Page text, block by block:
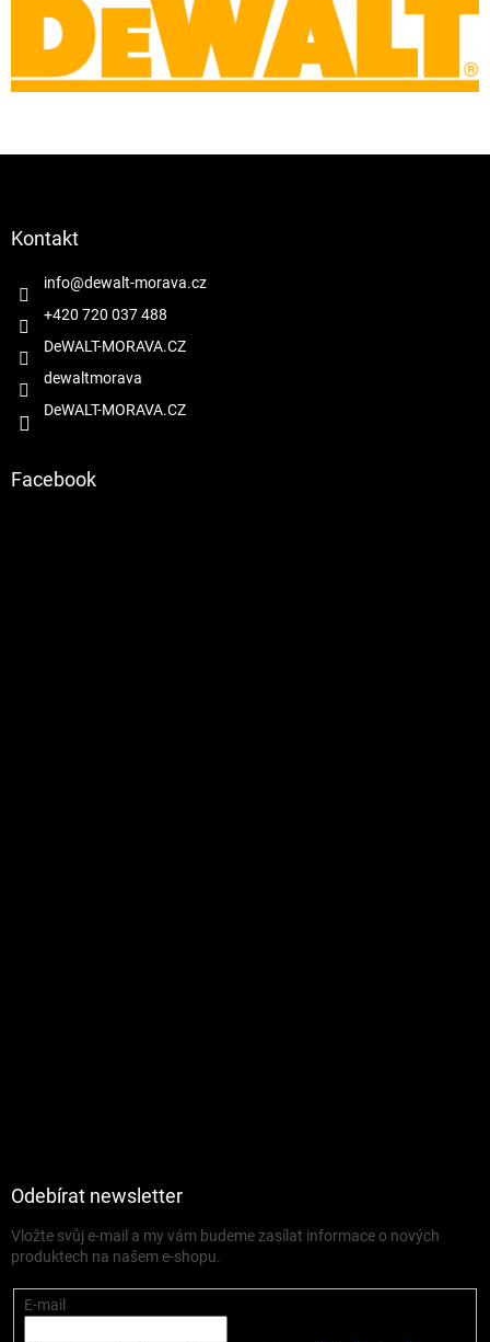
v
ý
s
Kontakt
info@dewalt-morava.cz
+420 720 037 488
DeWALT-MORAVA.CZ
dewaltmorava
DeWALT-MORAVA.CZ
Facebook
Odebírat newsletter
Vložte svůj e-mail a my vám budeme zasílat informace o nových
produktech na našem e-shopu.
E-mail